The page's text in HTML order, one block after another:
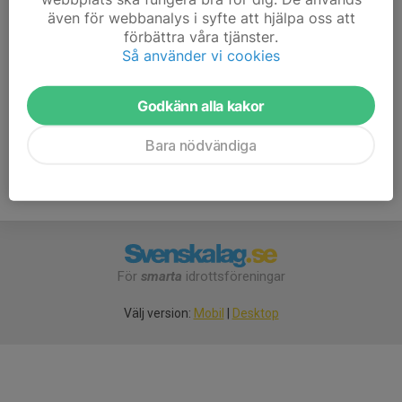
Träningarna leds Jörgen, Mattias och Tobias, men
kontrollera för säkerhetsskull att det finns någon ledare
För smarta idrottsföreningar
Välj version: Mobil Desktop
även för webbanalys i syfte att hjälpa oss att
förbättra våra tjänster.
Så använder vi cookies
Godkänn alla kakor
Bara nödvändiga